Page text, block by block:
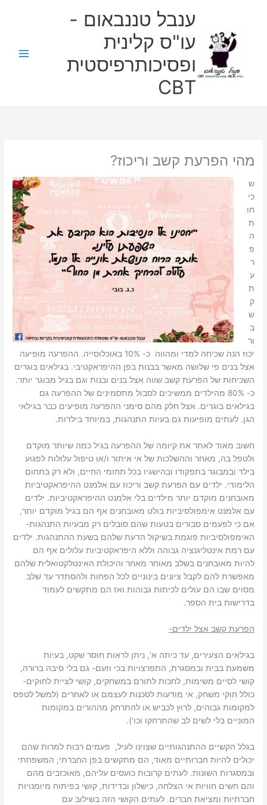
ענבל טננבאום -
עו"ס קלינית
ופסיכותרפיסטית
CBT
מהי הפרעת קשב וריכוז?
ש
כי
חו
ת
ה
פ
ר
ע
ת
ק
ש
ב
ור
יכוז הנה שכיחה למדי ומהווה כ- 10% באוכלוסייה. ההפרעה מופיעה
אצל בנים פי שלושה מאשר בבנות בפן ההיפראקטיבי. בגילאים בוגרים
השכיחות של הפרעת קשב שווה אצל בנים ובנות וגם בגיל מבוגר יותר.
כ- 80% מהילדים ממשיכים לסבול מתסמינים של ההפרעה גם
בגילאים בוגרים. אצל חלק מהם סימני ההפרעה מופיעים כבר בגילאי
הגן. לעתים מופיעות גם בעיות התנהגות, במיוחד בילדות.
חשוב מאוד לאתר את קיומה של ההפרעה בגיל כמה שיותר מוקדם
ולטפל בה, מאחר וההשלכות של אי איתור ו/או טיפול עלולות לפגוע
בילד ובמבוגר בתפקודו ובהישגיו בכל תחומי החיים, ולא רק בתחום
הלימודי. ילדים עם הפרעת קשב וריכוז עם אלמנט ההיפראקטיביות
מאובחנים מוקדם יותר מילדים בלי אלמנט ההיפראקטיביות. ילדים
עם אלמנט אימפולסיביות בולט מאובחנים אף הם בגיל מוקדם יותר,
אם כי לפעמים סבורים בטעות שהם סובלים רק מבעיות התנהגות-
האימפולסיביות פוגמת בשיקול הדעת שלהם בשעת ההתנהגות. ילדים
עם רמת אינטליגנציה גבוהה וללא היפראקטיביות עלולים אף הם
להיות מאובחנים בשלב מאוחר מאחר והיכולת האינטלקטואלית שלהם
מאפשרת להם לקבל ציונים בינוניים לכל הפחות ולהסתדר עד שלב
מסוים שבו הם עולים לכיתות גבוהות ואז הם מתקשים לעמוד
בדרישות בית הספר.
הפרעת קשב אצל ילדים-
בגילאים הצעירים, עד כיתה א', ניתן לראות חוסר שקט, בעיות
משמעת בבית ובמסגרת, התפרצויות בכי וזעם- גם בלי סיבה ברורה,
קושי לסיים משימות, לחכות לתורם במשחקים, קושי לציית לחוקים-
כולל חוקי משחק, אי מודעות לסכנות לעצמם או לאחרים (למשל לטפס
למקומות גבוהים, לרוץ לכביש או להתרחק מההורים במקומות
המוניים בלי לשים לב שהתרחקו וכו').
בגלל הקשיים ההתנהגותיים שצוינו לעיל, פעמים רבות למרות שהם
יכולים להיות חברותיים מאוד, הם מתקשים בפן החברתי, המשפחתי
ובמסגרות השונות. לעתים קרובות כועסים עליהם, מאוכזבים מהם
והם חשים חוויות אי הצלחה, כישלון ובדידות, קושי בפיתוח מיומנויות
חברתיות ומציאת חברים. לעתים הקושי הזה בשילוב עם